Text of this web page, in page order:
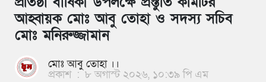
আহ্বায়ক মোঃ আবু তোহা ও সদস্য সচিব
মোঃ মনিরুজ্জামান
মোঃ আবু তোহা ।।
প্রকাশ : ৮ অগাস্ট ২০২৬, ১০:৩৯ পি এম